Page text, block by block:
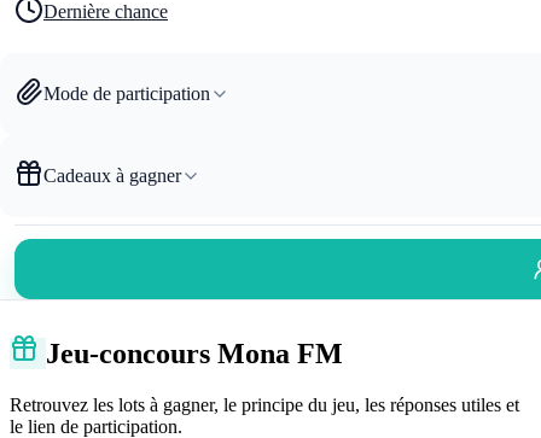
Dernière chance
Mode de participation
Cadeaux à gagner
Jeu-concours Mona FM
Retrouvez les lots à gagner, le principe du jeu, les réponses utiles et
le lien de participation.